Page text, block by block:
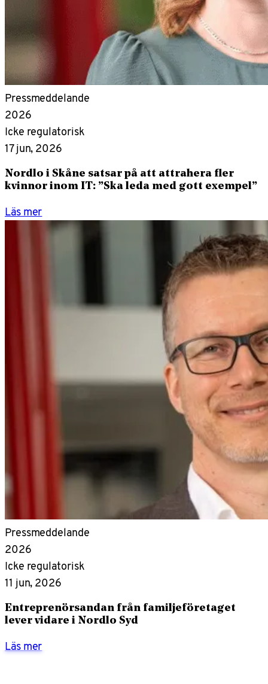
Pressmeddelande
2026
Icke regulatorisk
17 jun, 2026
Nordlo i Skåne satsar på att attrahera fler
kvinnor inom IT: ”Ska leda med gott exempel”
Läs mer
Pressmeddelande
2026
Icke regulatorisk
11 jun, 2026
Entreprenörsandan från familjeföretaget
lever vidare i Nordlo Syd
Läs mer